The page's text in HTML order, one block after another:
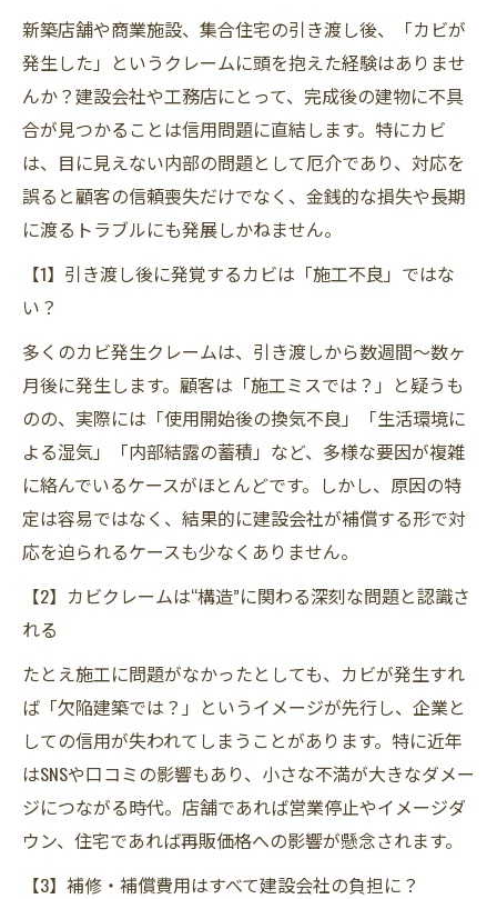
新築店舗や商業施設、集合住宅の引き渡し後、「カビが
発生した」というクレームに頭を抱えた経験はありませ
んか？建設会社や工務店にとって、完成後の建物に不具
合が見つかることは信用問題に直結します。特にカビ
は、目に見えない内部の問題として厄介であり、対応を
誤ると顧客の信頼喪失だけでなく、金銭的な損失や長期
に渡るトラブルにも発展しかねません。
【1】引き渡し後に発覚するカビは「施工不良」ではな
い？
多くのカビ発生クレームは、引き渡しから数週間〜数ヶ
月後に発生します。顧客は「施工ミスでは？」と疑うも
のの、実際には「使用開始後の換気不良」「生活環境に
よる湿気」「内部結露の蓄積」など、多様な要因が複雑
に絡んでいるケースがほとんどです。しかし、原因の特
定は容易ではなく、結果的に建設会社が補償する形で対
応を迫られるケースも少なくありません。
【2】カビクレームは“構造”に関わる深刻な問題と認識さ
れる
たとえ施工に問題がなかったとしても、カビが発生すれ
ば「欠陥建築では？」というイメージが先行し、企業と
しての信用が失われてしまうことがあります。特に近年
はSNSや口コミの影響もあり、小さな不満が大きなダメー
ジにつながる時代。店舗であれば営業停止やイメージダ
ウン、住宅であれば再販価格への影響が懸念されます。
【3】補修・補償費用はすべて建設会社の負担に？